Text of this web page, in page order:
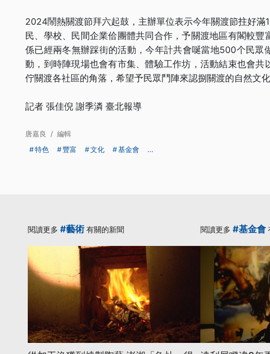
2024鬧熱關渡節拜六起鼓，主辦單位表示今年關渡節拄好滿
民、學校、民間企業佮團體共同合作，予關渡地區有閣較豐
係已經兩冬無辦踩街的活動，今年計共會唌當地500个民眾
動，到時陣現場也會有市集、體驗工作坊，活動結束也會共
佇關渡各社區的角落，希望予民眾鬥陣來認捌關渡的自然文化
記者 張佳倪 謝季潾 臺北報導
唐嘉良 / 編輯
特色
豐富 文化 基金會 ...
閱讀更多 #藝術有關的新聞 閱讀更多 #基金會